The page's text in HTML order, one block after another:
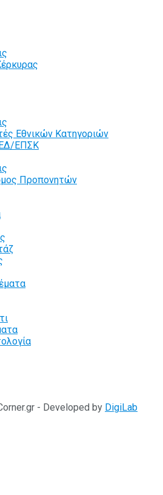
Εθνικών Κατηγοριών
ΕΠΣΚ
Προπονητών
- Developed by DigiLab